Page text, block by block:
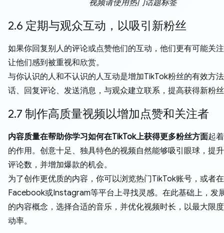
视频请使用热门话题标签
2.6 定期与观众互动，以吸引新粉丝
如果你回复别人的评论或点赞他们的互动，他们更有可能关
让他们感到被重视和欣赏。
与你认识的人和不认识的人互动是增加TikTok粉丝的有效方
话、回复评论、发送消息，与观众建立联系，提高获得新粉
2.7 制作高质量视频以增加点赞和关注者
内容质量在帮助你学习如何在TikTok上获得更多粉丝方面起
的作用。创意十足、独具特色的视频自然能够吸引眼球，提
评论数，并增加爆款的机会。
为了创作更优质的内容，你可以浏览热门TikTok账号，或者在
Facebook或Instagram等平台上寻找灵感。在此基础上，发
的内容概念，选择合适的音乐，并优化视频时长，以最大限
动率。